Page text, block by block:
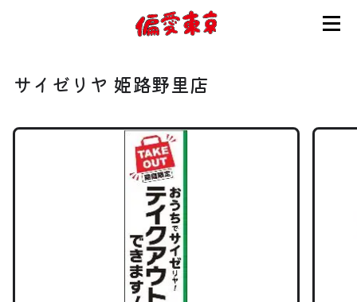
使い方
サイゼリヤ 姫路野里店